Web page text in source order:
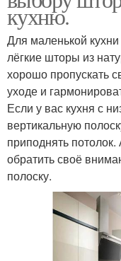
кухню.
Для маленькой
лёгкие шторы из
хорошо пропускать
уходе и
Если у вас кухня с
вертикальную
приподнять потолок.
обратить своё
полоску.